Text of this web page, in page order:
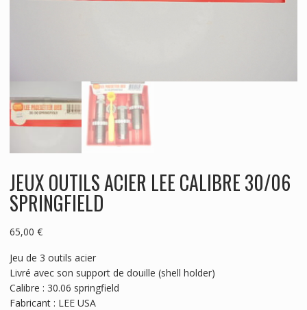
JEUX OUTILS ACIER LEE CALIBRE 30/06
SPRINGFIELD
65,00 €
Jeu de 3 outils acier
Livré avec son support de douille (shell holder)
Calibre : 30.06 springfield
Fabricant : LEE USA